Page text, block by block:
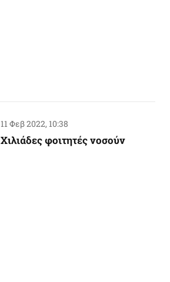
11 Φεβ 2022, 10:38
Χιλιάδες φοιτητές νοσούν